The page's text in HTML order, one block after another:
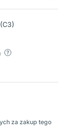
za zakup tego